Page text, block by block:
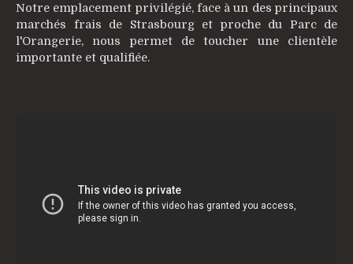
Notre emplacement privilégié, face à un des principaux
marchés frais de Strasbourg et proche du Parc de
l'Orangerie, nous permet de toucher une clientèle
importante et qualifiée.